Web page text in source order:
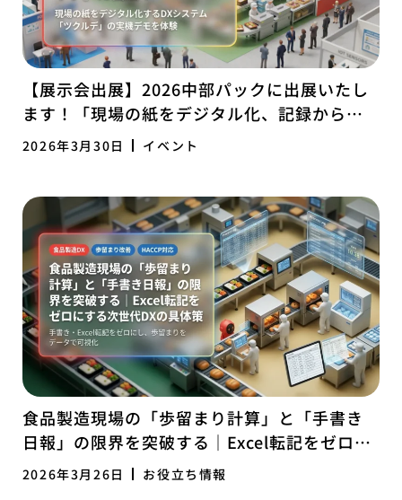
【展示会出展】2026中部パックに出展いたし
ます！「現場の紙をデジタル化、記録から経
営を変えるツクルデ」
2026年3月30日 イベント
食品製造現場の「歩留まり計算」と「手書き
日報」の限界を突破する｜Excel転記をゼロに
する次世代DXの具体策
2026年3月26日 お役立ち情報